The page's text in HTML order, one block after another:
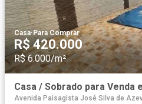
Casa·Para Comprar
R$ 420.000
R$ 6.000/m²
Avenida Paisagista José Silva de